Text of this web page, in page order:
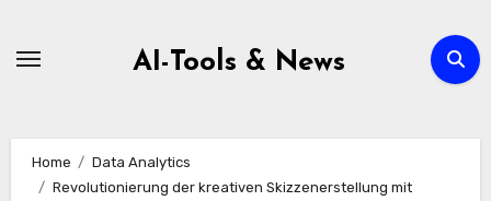
AI-Tools & News
Home
Data Analytics
Revolutionierung der kreativen Skizzenerstellung mit